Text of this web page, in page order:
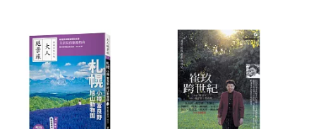
崔秀敏等（主編）(5)
崔綵珊(5)
中國礦業大學出版社(15)
吉林文史出版社(15)
四川少年兒童出版社(15)